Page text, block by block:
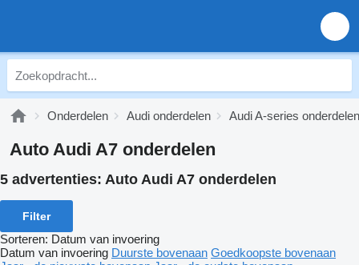
Onderdelen Audi onderdelen Audi A-series onderdelen
Auto Audi A7 onderdelen
5 advertenties: Auto Audi A7 onderdelen
Filter
Sorteren: Datum van invoering
Datum van invoering Duurste bovenaan Goedkoopste bovenaan